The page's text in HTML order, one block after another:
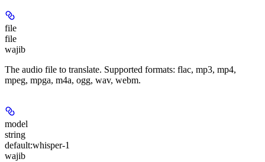
file
file
wajib
The audio file to translate. Supported formats: flac, mp3, mp4,
mpeg, mpga, m4a, ogg, wav, webm.
model
string
default:whisper-1
wajib